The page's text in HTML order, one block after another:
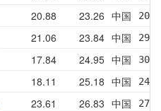
20.88 23.26 中国
21.06 23.84 中国
17.84 24.95 中国
18.11 25.18 中国
23.61 26.83 中国